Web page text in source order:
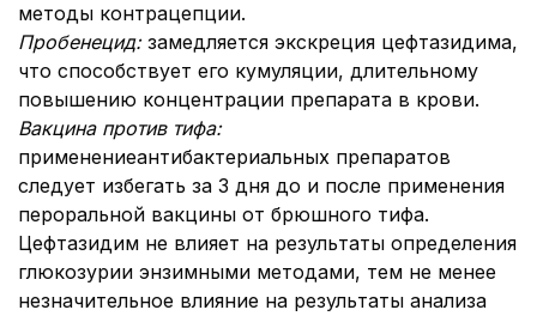
методы контрацепции.
Пробенецид: замедляется экскреция цефтазидима,
что способствует его кумуляции, длительному
повышению концентрации препарата в крови.
Вакцина против тифа:
применениеантибактериальных препаратов
следует избегать за 3 дня до и после применения
пероральной вакцины от брюшного тифа.
Цефтазидим не влияет на результаты определения
глюкозурии энзимными методами, тем не менее
незначительное влияние на результаты анализа